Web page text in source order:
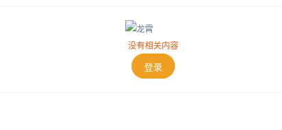
没有相关内容
登录